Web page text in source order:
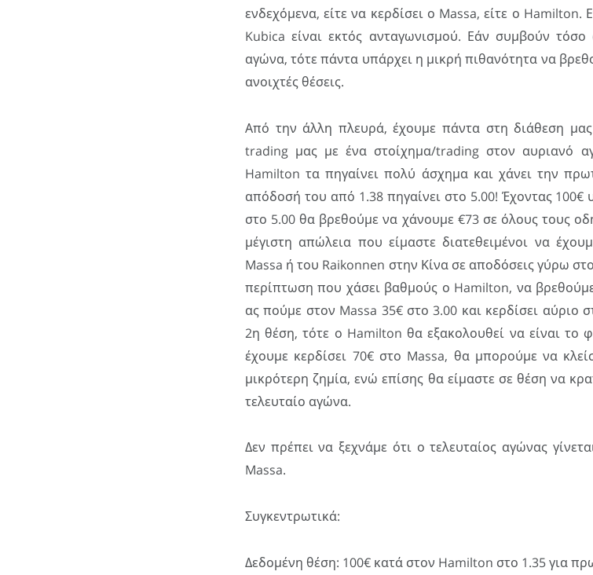
ενδεχόμενα, είτε να κερδίσει ο Massa, είτε ο
Kubica είναι εκτός ανταγωνισμού. Εάν συμβούν
αγώνα, τότε πάντα υπάρχει η μικρή πιθανότητα να
ανοιχτές θέσεις.
Από την άλλη πλευρά, έχουμε πάντα στη διάθεση
trading μας με ένα στοίχημα/trading στον αυριανό
Hamilton τα πηγαίνει πολύ άσχημα και χάνει την
απόδοσή του από 1.38 πηγαίνει στο 5.00! Έχοντας
στο 5.00 θα βρεθούμε να χάνουμε €73 σε όλους τους
μέγιστη απώλεια που είμαστε διατεθειμένοι να
Massa ή του Raikonnen στην Κίνα σε αποδόσεις γύρω
περίπτωση που χάσει βαθμούς ο Hamilton, να
ας πούμε στον Massa 35€ στο 3.00 και κερδίσει αύριο
2η θέση, τότε ο Hamilton θα εξακολουθεί να είναι το
έχουμε κερδίσει 70€ στο Massa, θα μπορούμε να
μικρότερη ζημία, ενώ επίσης θα είμαστε σε θέση να
τελευταίο αγώνα.
Δεν πρέπει να ξεχνάμε ότι ο τελευταίος αγώνας
Massa.
Συγκεντρωτικά:
Δεδομένη θέση: 100€ κατά στον Hamilton στο 1.35 για